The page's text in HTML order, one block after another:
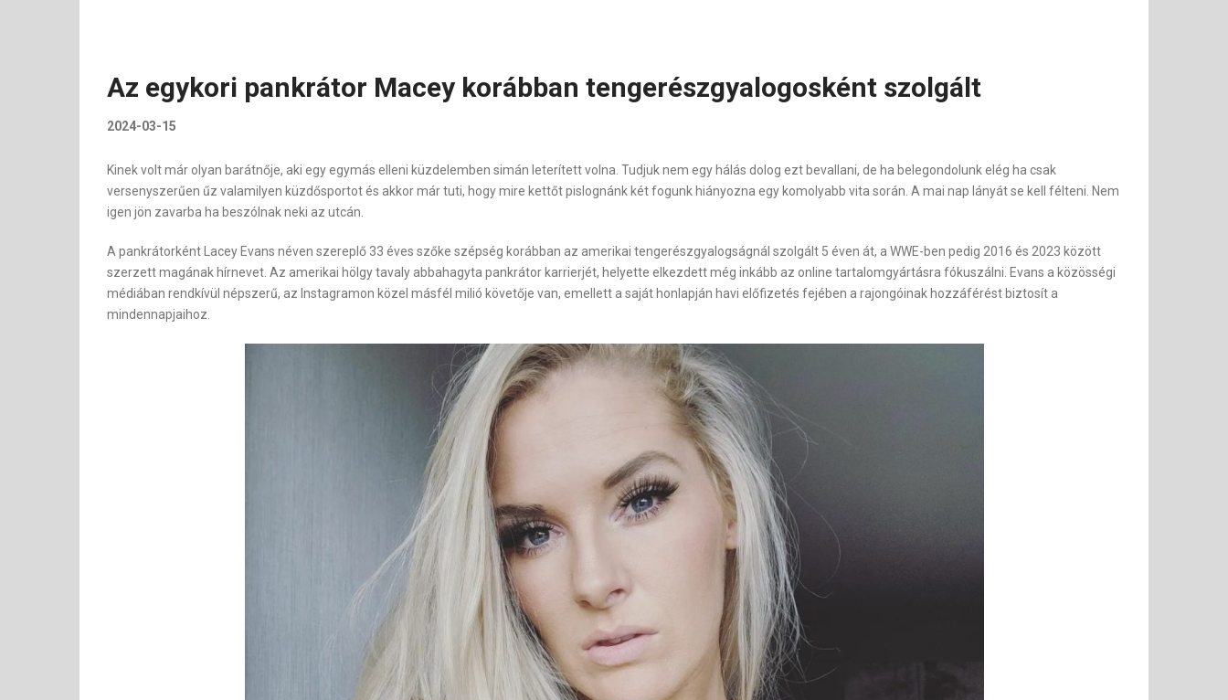
Az egykori pankrátor Macey korábban tengerészgyalogosként szolgált
2024-03-15
Kinek volt már olyan barátnője, aki egy egymás elleni küzdelemben simán leterített volna. Tudjuk nem egy hálás dolog ezt bevallani, de ha belegondolunk elég ha csak
versenyszerűen űz valamilyen küzdősportot és akkor már tuti, hogy mire kettőt pislognánk két fogunk hiányozna egy komolyabb vita során. A mai nap lányát se kell félteni. Nem
igen jön zavarba ha beszólnak neki az utcán.
A pankrátorként Lacey Evans néven szereplő 33 éves szőke szépség korábban az amerikai tengerészgyalogságnál szolgált 5 éven át, a WWE-ben pedig 2016 és 2023 között
szerzett magának hírnevet. Az amerikai hölgy tavaly abbahagyta pankrátor karrierjét, helyette elkezdett még inkább az online tartalomgyártásra fókuszálni. Evans a közösségi
médiában rendkívül népszerű, az Instagramon közel másfél milió követője van, emellett a saját honlapján havi előfizetés fejében a rajongóinak hozzáférést biztosít a
mindennapjaihoz.